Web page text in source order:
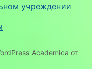
учреждении
Academica от